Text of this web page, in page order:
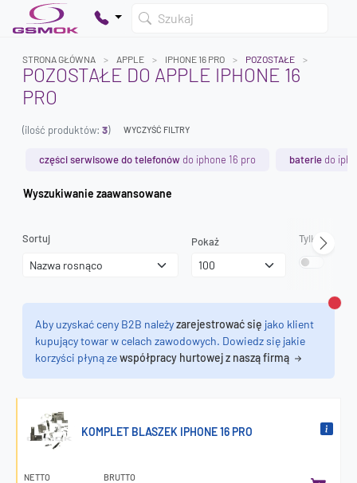
Szukaj
Dodaj produkty, aby kontynuować.
STRONA GŁÓWNA APPLE IPHONE 16 PRO POZOSTAŁE
POZOSTAŁE DO APPLE IPHONE 16
PRO
(ilość produktów: 3) WYCZYŚĆ FILTRY
części serwisowe do telefonów do iphone 16 pro baterie do
Wyszukiwanie zaawansowane
Sortuj Pokaż Tylko
Aby uzyskać ceny B2B należyzarejestrować się jako klient
kupujący towar w celach zawodowych. Dowiedz się jakie
korzyści płyną zewspółpracy hurtowej z naszą firmą
KOMPLET BLASZEK IPHONE 16 PRO
NETTO BRUTTO